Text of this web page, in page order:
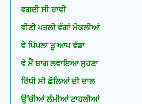
ਵਗਦੀ ਸੀ ਰਾਵੀ
ਵੀਣੀ ਪਤਲੀ ਵੰਗਾਂ ਮੋਕਲੀਆਂ
ਵੇ ਪਿੱਪਲਾ ਤੂ ਆਪ ਵੱਡਾ
ਵੇ ਮੈਂ ਬਾਗ ਲਵਾਇਆ ਸੁਹਣਾ
ਰਿੱਧੀ ਸੀ ਛੋਲਿਆਂ ਦੀ ਦਾਲ
ਉੱਚੀਆਂ ਲੰਮੀਆਂ ਟਾਹਲੀਆਂ